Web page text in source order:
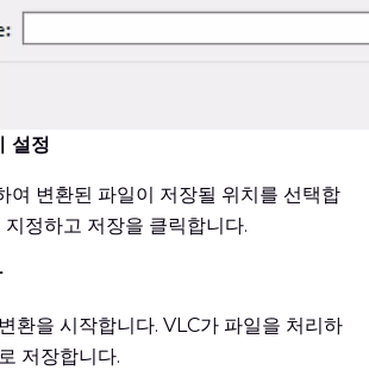
설정
여 변환된 파일이 저장될 위치를 선택합
지정하고 저장을 클릭합니다.
환을 시작합니다. VLC가 파일을 처리하
저장합니다.